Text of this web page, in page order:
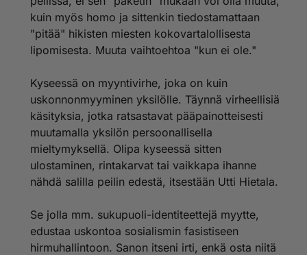
kuin myös homo ja sittenkin tiedostamattaan
"pitää" hikisten miesten kokovartalollisesta
lipomisesta. Muuta vaihtoehtoa "kun ei ole."
Kyseessä on myyntivirhe, joka on kuin
uskonnonmyyminen yksilölle. Täynnä virheellisiä
käsityksia, jotka ratsastavat pääpainotteisesti
muutamalla yksilön persoonallisella
mieltymyksellä. Olipa kyseessä sitten
ulostaminen, rintakarvat tai vaikkapa ihanne
nähdä salilla peilin edestä, itsestään Utti Hietala.
Se jolla mm. sukupuoli-identiteettejä myytte,
edustaa uskontoa sosialismin fasistiseen
hirmuhallintoon. Sanon itseni irti, enkä osta niitä